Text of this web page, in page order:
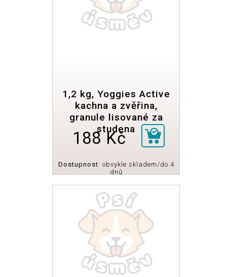
1,2 kg, Yoggies Active
kachna a zvěřina,
granule lisované za
studena
188 Kč
Dostupnost: obvykle skladem/do 4
dnů